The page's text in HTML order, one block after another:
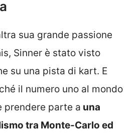
sua grande passione
Sinner è stato visto
su una pista di kart. E
il numero uno al mondo
prendere parte a una
tra Monte-Carlo ed